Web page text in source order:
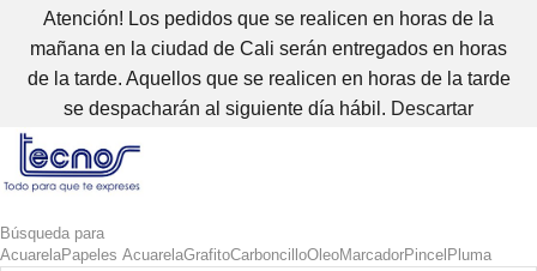
Atención! Los pedidos que se realicen en horas de la
mañana en la ciudad de Cali serán entregados en horas
de la tarde. Aquellos que se realicen en horas de la tarde
se despacharán al siguiente día hábil. Descartar
Búsqueda para
AcuarelaPapeles AcuarelaGrafitoCarboncilloOleoMarcadorPincel Pluma